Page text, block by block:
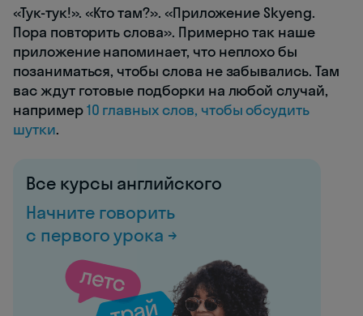
«Тук-тук!». «Кто там?». «Приложение Skyeng.
Пора повторить слова». Примерно так наше
приложение напоминает, что неплохо бы
позаниматься, чтобы слова не забывались. Там
вас ждут готовые подборки на любой случай,
например10 главных слов, чтобы обсудить
шутки.
Все курсы английского
Начните говорить
с первого урока →